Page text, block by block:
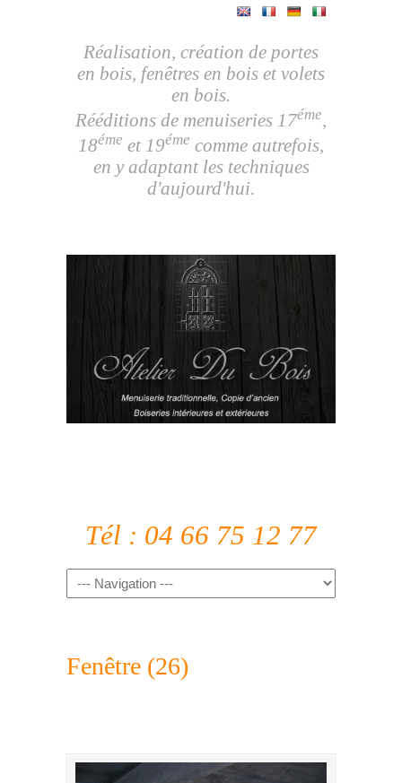
Réalisation, création de portes
en bois, fenêtres en bois et volets
en bois.
Rééditions de menuiseries 17éme,
18éme et 19éme comme autrefois,
en y adaptant les techniques
d'aujourd'hui.
Tél : 04 66 75 12 77
Fenêtre (26)